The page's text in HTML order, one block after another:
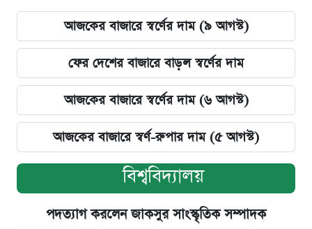
আজকের বাজারে স্বর্ণের দাম (৯ আগস্ট)
ফের দেশের বাজারে বাড়ল স্বর্ণের দাম
আজকের বাজারে স্বর্ণের দাম (৬ আগস্ট)
আজকের বাজারে স্বর্ণ-রুপার দাম (৫ আগস্ট)
বিশ্ববিদ্যালয়
পদত্যাগ করলেন জাকসুর সাংস্কৃতিক সম্পাদক